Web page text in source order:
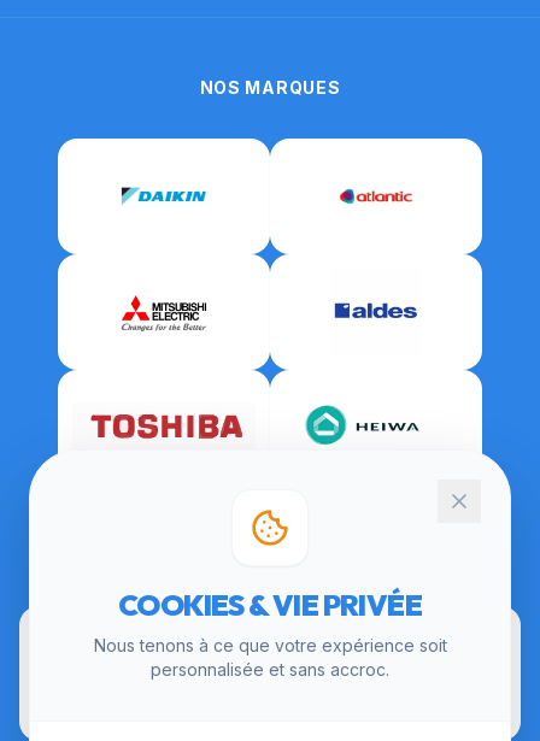
NOS MARQUES
COOKIES & VIE PRIVÉE
Nous tenons à ce que votre expérience soit
personnalisée et sans accroc.